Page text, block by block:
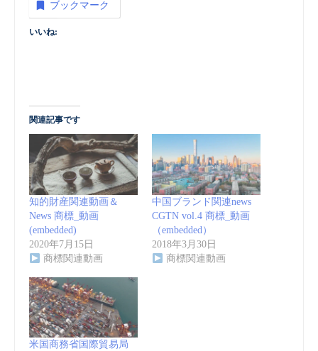
ブックマーク
いいね:
関連記事です
知的財産関連動画＆
News 商標_動画
(embedded)
2020年7月15日
商標関連動画
中国ブランド関連news
CGTN vol.4 商標_動画
（embedded）
2018年3月30日
商標関連動画
米国商務省国際貿易局